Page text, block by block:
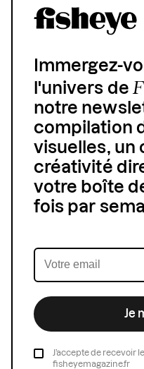
Immergez-
l'univers de
notre
compilation
visuelles, un
créativité
votre boîte
fois par
Je
J’accepte de recevoir
fisheyemagazine.fr